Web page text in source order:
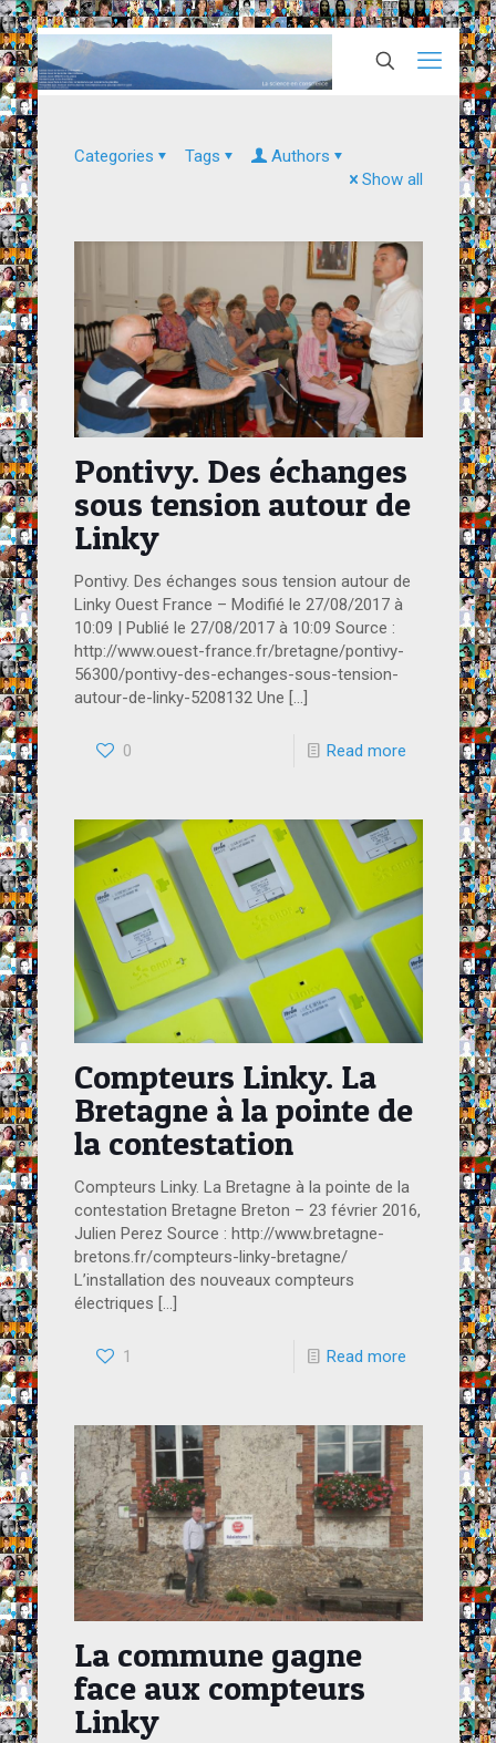
Categories Tags
Authors
Show all
Pontivy. Des échanges
sous tension autour de
Linky
Pontivy. Des échanges sous tension autour de
Linky Ouest France – Modifié le 27/08/2017 à
10:09 | Publié le 27/08/2017 à 10:09 Source :
http://www.ouest-france.fr/bretagne/pontivy-
56300/pontivy-des-echanges-sous-tension-
autour-de-linky-5208132 Une […]
0 Read more
Compteurs Linky. La
Bretagne à la pointe de
la contestation
Compteurs Linky. La Bretagne à la pointe de la
contestation Bretagne Breton – 23 février 2016,
Julien Perez Source : http://www.bretagne-
bretons.fr/compteurs-linky-bretagne/
L’installation des nouveaux compteurs
électriques […]
1 Read more
La commune gagne
face aux compteurs
Linky